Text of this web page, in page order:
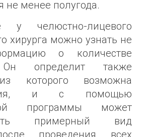
не менее полугода.
челюстно-лицевого
хирурга можно узнать не
о количестве
Он определит также
которого возможна
и с помощью
программы может
примерный вид
проведения всех